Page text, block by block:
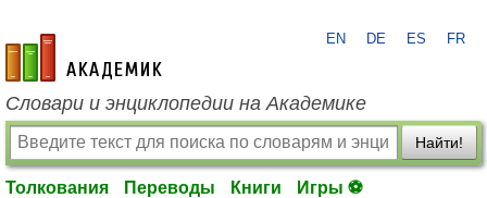
academic.ru
EN DE ES FR
Словари и энциклопедии на Академике
Найти!
Толкования Переводы Книги Игры ⚽